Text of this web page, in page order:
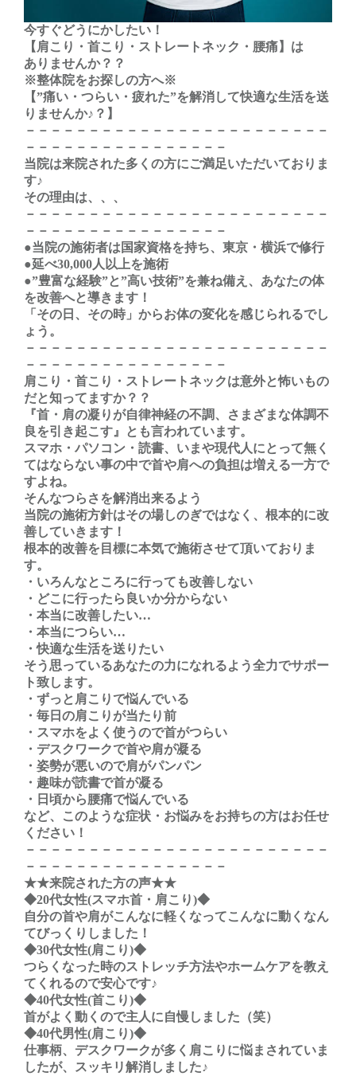
今すぐどうにかしたい！
【肩こり・首こり・ストレートネック・腰痛】は
ありませんか？？
※整体院をお探しの方へ※
【”痛い・つらい・疲れた”を解消して快適な生活を送
りませんか♪？】
－－－－－－－－－－－－－－－－－－－－－－－－
－－－－－－－－－－－－－－－－
当院は来院された多くの方にご満足いただいておりま
す♪
その理由は、、、
－－－－－－－－－－－－－－－－－－－－－－－－
－－－－－－－－－－－－－－－－
●当院の施術者は国家資格を持ち、東京・横浜で修行
●延べ30,000人以上を施術
●”豊富な経験”と”高い技術”を兼ね備え、あなたの体
を改善へと導きます！
「その日、その時」からお体の変化を感じられるでし
ょう。
－－－－－－－－－－－－－－－－－－－－－－－－
－－－－－－－－－－－－－－－－
肩こり・首こり・ストレートネックは意外と怖いもの
だと知ってますか？？
『首・肩の凝りが自律神経の不調、さまざまな体調不
良を引き起こす』とも言われています。
スマホ・パソコン・読書、いまや現代人にとって無く
てはならない事の中で首や肩への負担は増える一方で
すよね。
そんなつらさを解消出来るよう
当院の施術方針はその場しのぎではなく、根本的に改
善していきます！
根本的改善を目標に本気で施術させて頂いておりま
す。
・いろんなところに行っても改善しない
・どこに行ったら良いか分からない
・本当に改善したい…
・本当につらい…
・快適な生活を送りたい
そう思っているあなたの力になれるよう全力でサポー
ト致します。
・ずっと肩こりで悩んでいる
・毎日の肩こりが当たり前
・スマホをよく使うので首がつらい
・デスクワークで首や肩が凝る
・姿勢が悪いので肩がパンパン
・趣味が読書で首が凝る
・日頃から腰痛で悩んでいる
など、このような症状・お悩みをお持ちの方はお任せ
ください！
－－－－－－－－－－－－－－－－－－－－－－－－
－－－－－－－－－－－－－－－－
★★来院された方の声★★
◆20代女性(スマホ首・肩こり)◆
自分の首や肩がこんなに軽くなってこんなに動くなん
てびっくりしました！
◆30代女性(肩こり)◆
つらくなった時のストレッチ方法やホームケアを教え
てくれるので安心です♪
◆40代女性(首こり)◆
首がよく動くので主人に自慢しました（笑）
◆40代男性(肩こり)◆
仕事柄、デスクワークが多く肩こりに悩まされていま
したが、スッキリ解消しました♪